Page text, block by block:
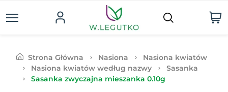
Strona Główna Nasiona
Nasiona kwiatów
Nasiona kwiatów według nazwy
Sasanka
Sasanka zwyczajna mieszanka 0.10g